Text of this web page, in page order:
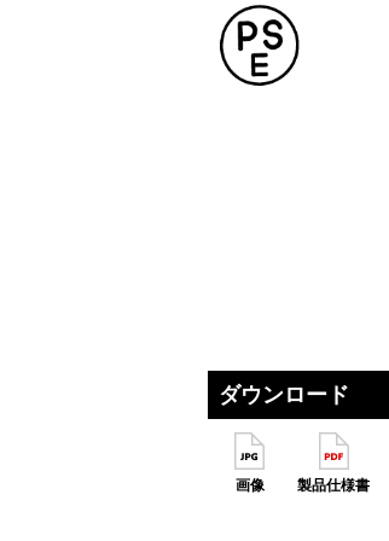
ダウンロード
画像 製品仕様書